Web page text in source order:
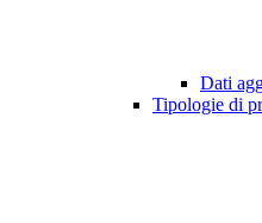
Dati
Tipologie di